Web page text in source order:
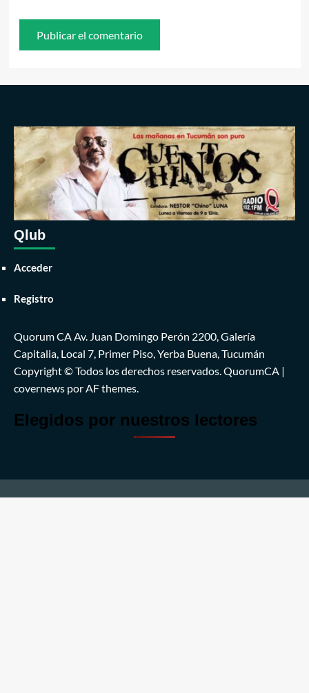
Qlub
Acceder
Registro
Quorum CA Av. Juan Domingo Perón 2200, Galería
Capitalia, Local 7, Primer Piso, Yerba Buena, Tucumán
Copyright © Todos los derechos reservados. QuorumCA |
covernews por AF themes.
Elegidos por nuestros lectores